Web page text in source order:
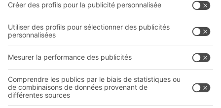
Prestations de service
Entreprise
Qui sommes-nous ?
Sites internationaux
Sites de production
Follow us